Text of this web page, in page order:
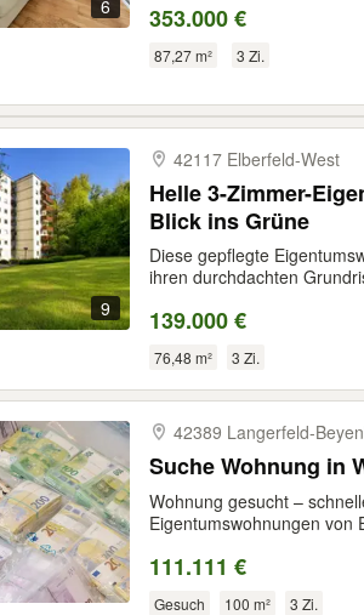
6 353.000 €
87,27 m² 3 Zi.
9
42117 Elberfeld-​West
Helle 3-Zimmer-
Blick ins Grüne
Diese gepflegte
ihren durchdachten
139.000 €
76,48 m² 3 Zi.
42389 Langerfeld-​
Suche Wohnung in
Wohnung gesucht –
Eigentumswohnungen von
111.111 €
Gesuch 100 m² 3 Zi.